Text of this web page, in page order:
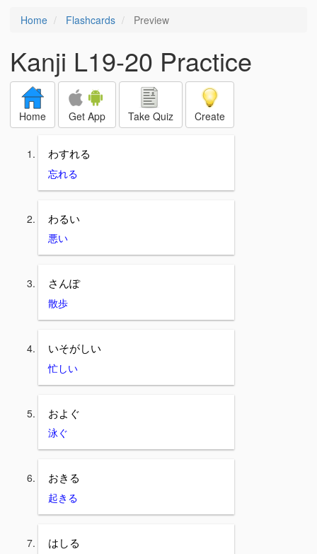
Home Flashcards Preview
Kanji L19-20 Practice
Home Get App Take Quiz Create
わすれる
忘れる
わるい
悪い
さんぽ
散歩
いそがしい
忙しい
およぐ
泳ぐ
おきる
起きる
はしる